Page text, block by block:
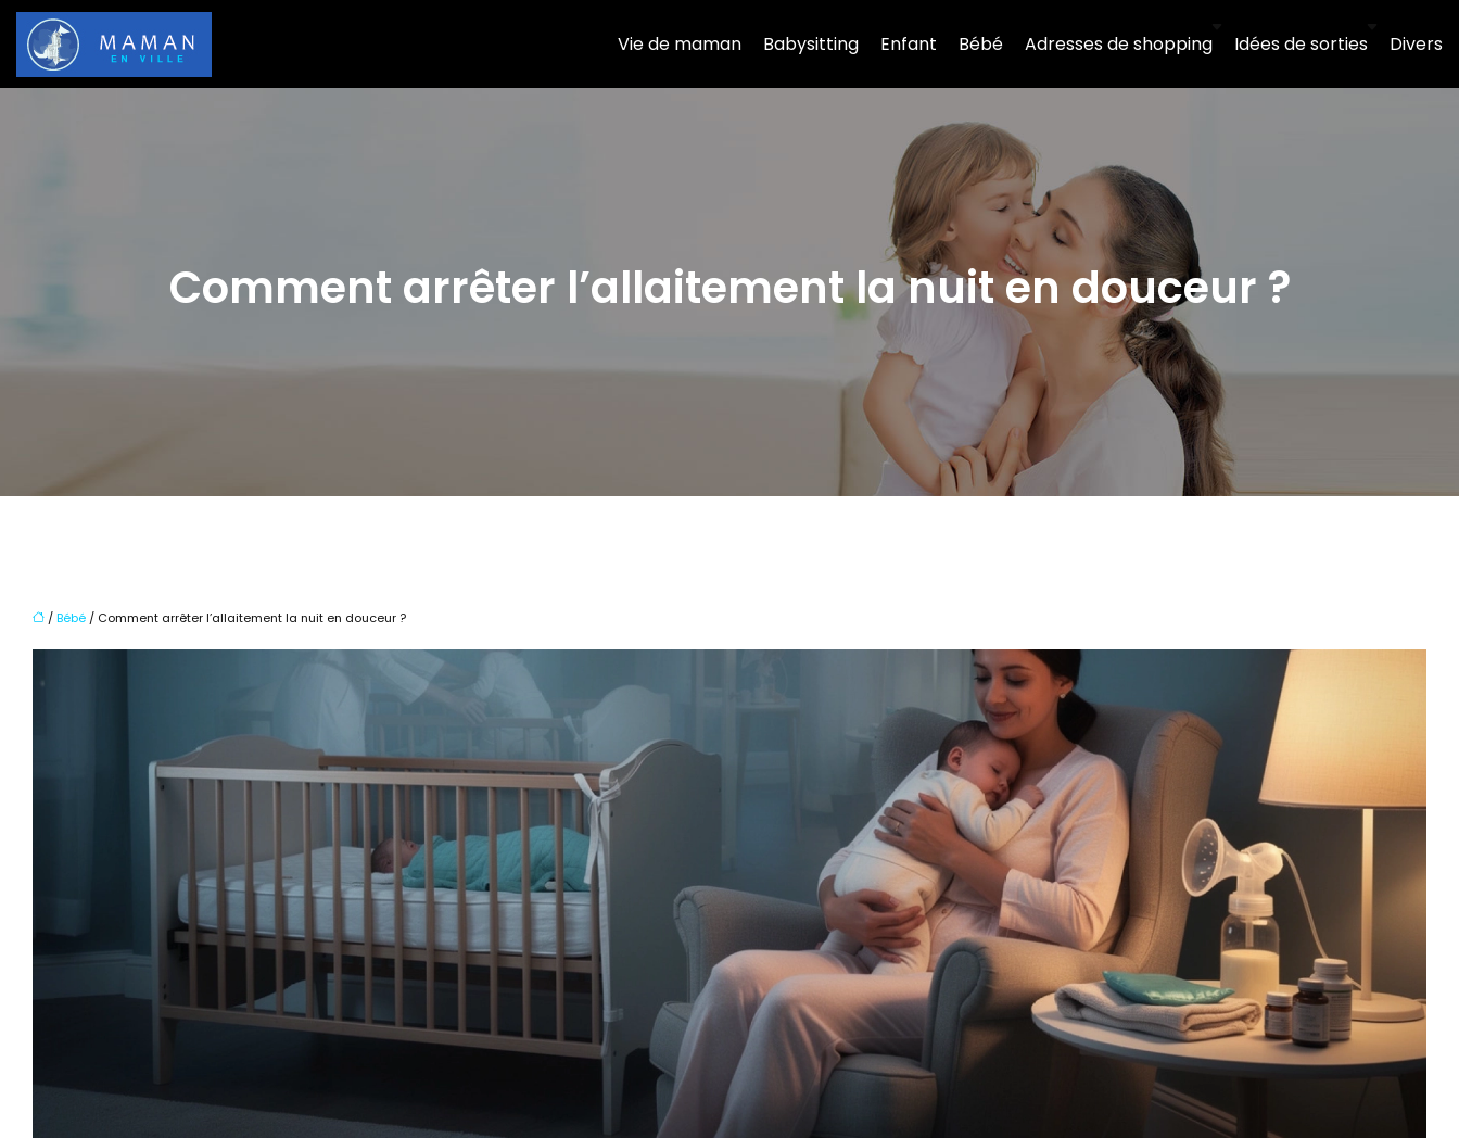
Vie de maman Babysitting Enfant Bébé Adresses de shopping Idées de sorties Divers
Comment arrêter l’allaitement la nuit en douceur ?
/Bébé / Comment arrêter l’allaitement la nuit en douceur ?